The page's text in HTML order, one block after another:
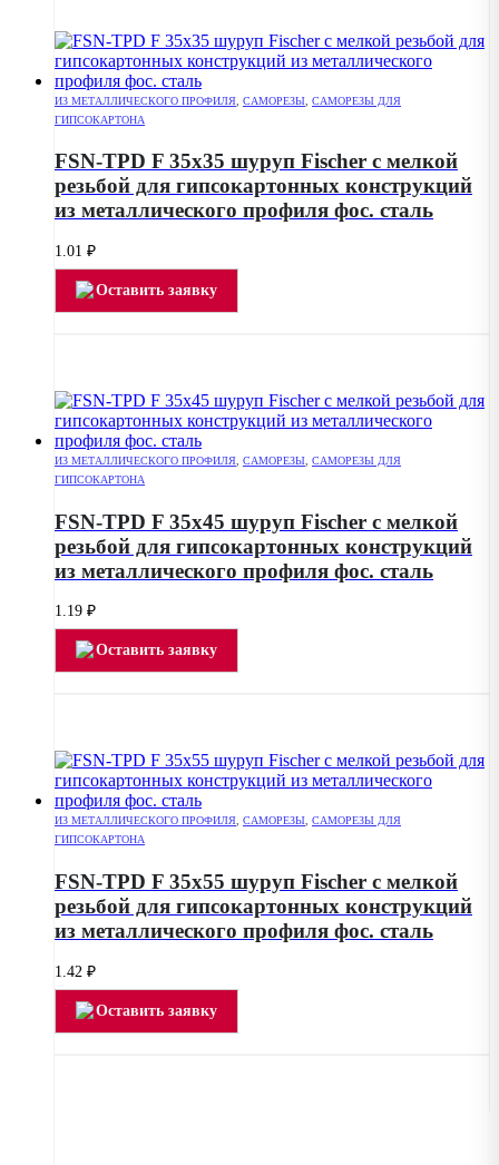
ИЗ МЕТАЛЛИЧЕСКОГО ПРОФИЛЯ САМОРЕЗЫ САМОРЕЗЫ ДЛЯ
ГИПСОКАРТОНА
FSN-TPD F 35х35 шуруп Fischer с мелкой
резьбой для гипсокартонных конструкций
из металлического профиля фос. сталь
1.01 ₽
Оставить заявку
ИЗ МЕТАЛЛИЧЕСКОГО ПРОФИЛЯ САМОРЕЗЫ САМОРЕЗЫ ДЛЯ
ГИПСОКАРТОНА
FSN-TPD F 35х45 шуруп Fischer с мелкой
резьбой для гипсокартонных конструкций
из металлического профиля фос. сталь
1.19 ₽
Оставить заявку
ИЗ МЕТАЛЛИЧЕСКОГО ПРОФИЛЯ, САМОРЕЗЫ, САМОРЕЗЫ ДЛЯ
ГИПСОКАРТОНА
FSN-TPD F 35х55 шуруп Fischer с мелкой
резьбой для гипсокартонных конструкций
из металлического профиля фос. сталь
1.42 ₽
Оставить заявку